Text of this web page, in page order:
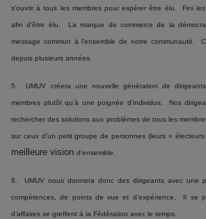
s’ouvrir à tous les membres pour espérer être élu. Fini
afin d’être élu. La marque de commerce de la
message commun à l’ensemble de notre communauté.
depuis plusieurs années.
5.UMUV créera une nouvelle génération de
membres plutôt qu’à une poignée d’individus. Nos
rechercher des solutions aux problèmes de tous les
sur ceux d’un petit groupe de personnes (leurs «
meilleure vision d’ensemble.
6. UMUV nous donnera donc des dirigeants avec une
compétences, de points de vue et d’expérience. Il se
d’affaires se greffent à la Fédération avec le temps.